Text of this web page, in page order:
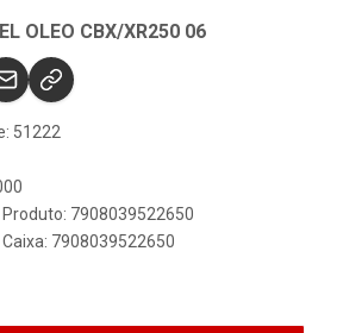
OLEO CBX/XR250 06
51222
7908039522650
7908039522650